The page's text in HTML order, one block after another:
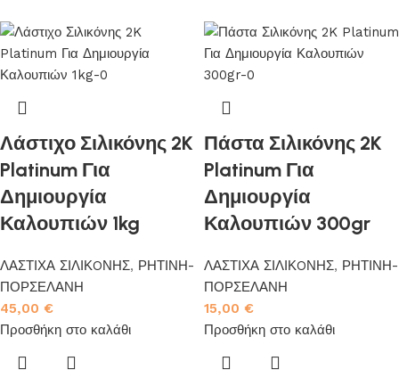
Λάστιχο Σιλικόνης 2K
Platinum Για
Δημιουργία
Καλουπιών 1kg
ΛΑΣΤΙΧΑ ΣΙΛΙΚOΝΗΣ, ΡΗΤΙΝΗ-
ΠΟΡΣΕΛΑΝΗ
45,00 €
Προσθήκη στο καλάθι
Πάστα Σιλικόνης 2K
Platinum Για
Δημιουργία
Καλουπιών 300gr
ΛΑΣΤΙΧΑ ΣΙΛΙΚOΝΗΣ, ΡΗΤΙΝΗ-
ΠΟΡΣΕΛΑΝΗ
15,00 €
Προσθήκη στο καλάθι